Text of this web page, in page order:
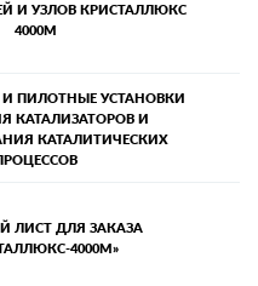
И УЗЛОВ КРИСТАЛЛЮКС
4000М
И ПИЛОТНЫЕ УСТАНОВКИ
КАТАЛИЗАТОРОВ И
КАТАЛИТИЧЕСКИХ
ЛИСТ ДЛЯ ЗАКАЗА
4000М»